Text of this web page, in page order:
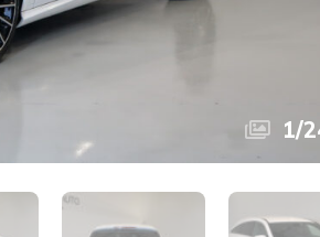
1/